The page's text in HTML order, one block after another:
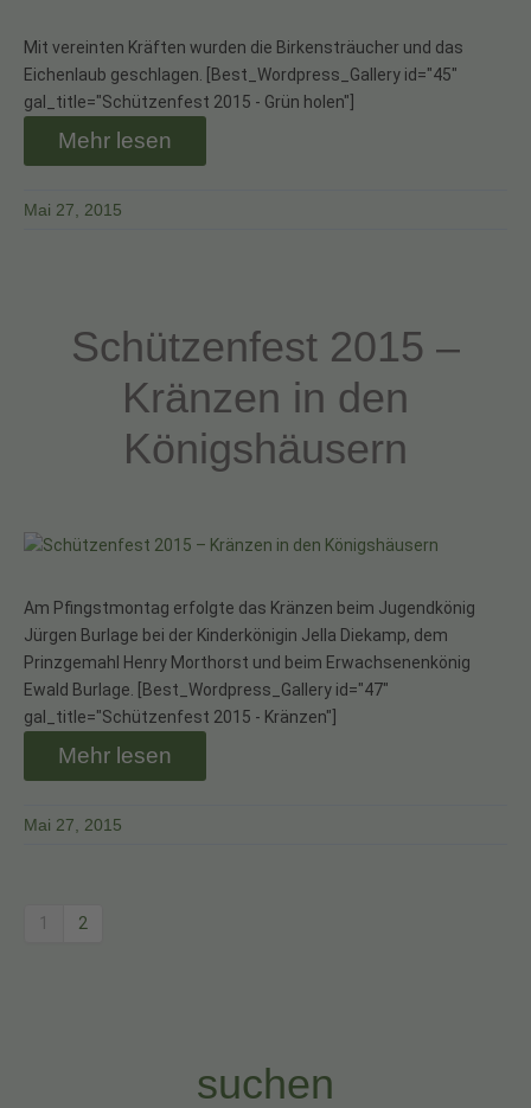
Mit vereinten Kräften wurden die Birkensträucher und das
Eichenlaub geschlagen. [Best_Wordpress_Gallery id="45"
gal_title="Schützenfest 2015 - Grün holen"]
Mehr lesen
Mai 27, 2015
Schützenfest 2015 –
Kränzen in den
Königshäusern
Am Pfingstmontag erfolgte das Kränzen beim Jugendkönig
Jürgen Burlage bei der Kinderkönigin Jella Diekamp, dem
Prinzgemahl Henry Morthorst und beim Erwachsenenkönig
Ewald Burlage. [Best_Wordpress_Gallery id="47"
gal_title="Schützenfest 2015 - Kränzen"]
Mehr lesen
Mai 27, 2015
1 2
suchen